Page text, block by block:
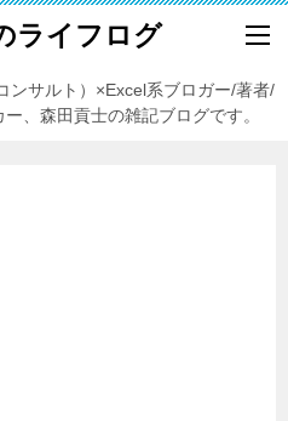
ライフログ
ンサルト）×Excel系ブロガー/著者/
、森田貢士の雑記ブログです。